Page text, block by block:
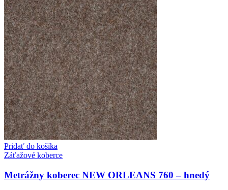
Pridať do košíka
Záťažové koberce
Metrážny koberec NEW ORLEANS 760 – hnedý